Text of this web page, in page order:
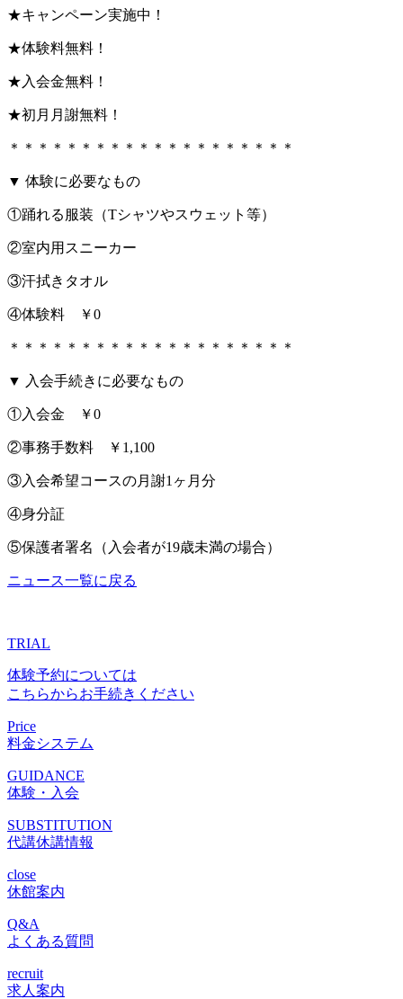
★キャンペーン実施中！
★体験料無料！
★入会金無料！
★初月月謝無料！
＊＊＊＊＊＊＊＊＊＊＊＊＊＊＊＊＊＊＊＊
▼ 体験に必要なもの
①踊れる服装（Tシャツやスウェット等）
②室内用スニーカー
③汗拭きタオル
④体験料 ￥0
＊＊＊＊＊＊＊＊＊＊＊＊＊＊＊＊＊＊＊＊
▼ 入会手続きに必要なもの
①入会金 ￥0
②事務手数料 ￥1,100
③入会希望コースの月謝1ヶ月分
④身分証
⑤保護者署名（入会者が19歳未満の場合）
ニュース一覧に戻る
TRIAL
体験予約については
こちらからお手続きください
Price
料金システム
GUIDANCE
体験・入会
SUBSTITUTION
代講休講情報
close
休館案内
Q&A
よくある質問
recruit
求人案内